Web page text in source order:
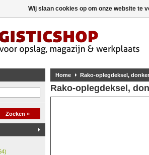
Zoeken »
Home Rako-oplegdeksel,
Rako-oplegdeksel,
Wij slaan cookies op om onze website te